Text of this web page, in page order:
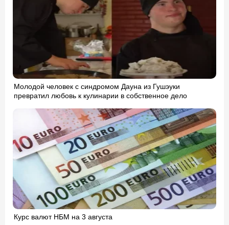
Молодой человек с синдромом Дауна из Гушэуки
превратил любовь к кулинарии в собственное дело
Курс валют НБМ на 3 августа